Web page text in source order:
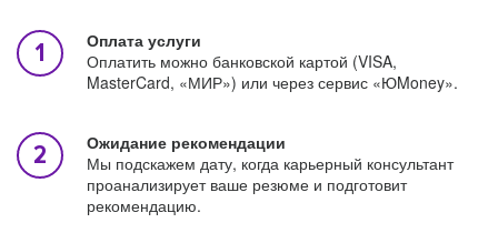
Оплата услуги
Оплатить можно банковской картой (VISA,
MasterCard, «МИР») или через сервис «ЮMoney».
Ожидание рекомендации
Мы подскажем дату, когда карьерный консультант
проанализирует ваше резюме и подготовит
рекомендацию.